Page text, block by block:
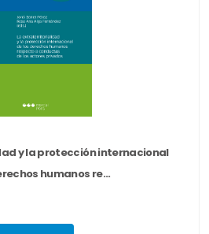
y la protección internacional
humanos re...